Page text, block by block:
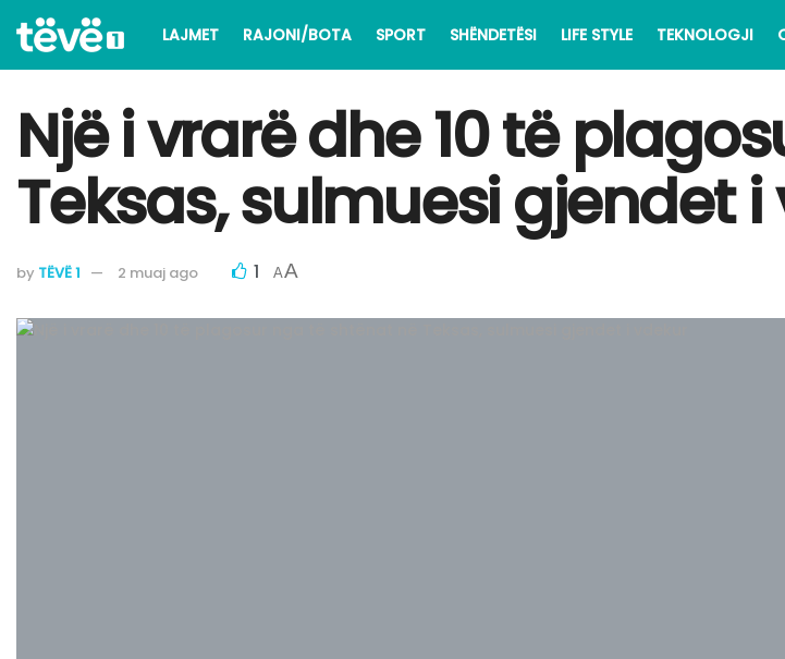
LAJMET RAJONI/BOTA SPORT SHËNDETËSI LIFE STYLE TEKNOLOGJI
Një i vrarë dhe 10 të
Teksas, sulmuesi gjendet
by TËVË 1 2 muaj ago 1 AA